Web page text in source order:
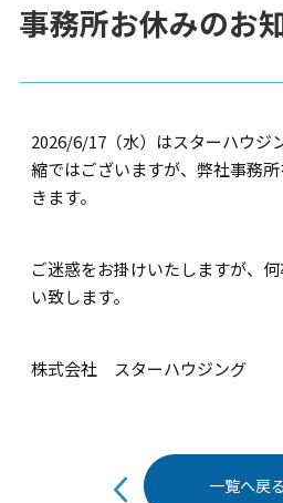
事務所お休みのお
2026/6/17（水）はスターハウジ
縮ではございますが、弊社事務
きます。
ご迷惑をお掛けいたしますが、
い致します。
株式会社 スターハウジング
一覧へ戻る